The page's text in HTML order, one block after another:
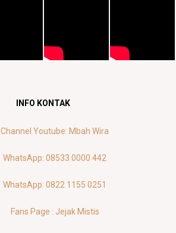
INFO KONTAK
Channel Youtube: Mbah Wira
WhatsApp: 08533 0000 442
WhatsApp: 0822 1155 0251
Fans Page : Jejak Mistis